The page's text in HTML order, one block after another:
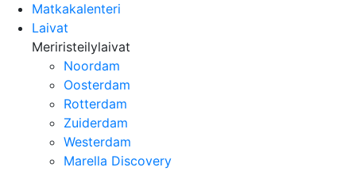
Matkakalenteri
Laivat
Meriristeilylaivat
Noordam
Oosterdam
Rotterdam
Zuiderdam
Westerdam
Marella Discovery